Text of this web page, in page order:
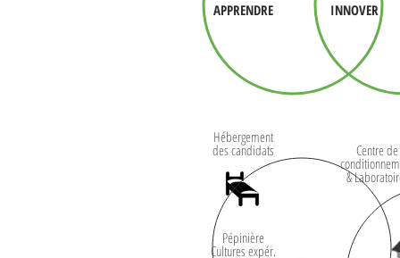
APPRENDRE INNOVER
Centre de
&
Hébergement
des candidats
Pépinière
Cultures expér.